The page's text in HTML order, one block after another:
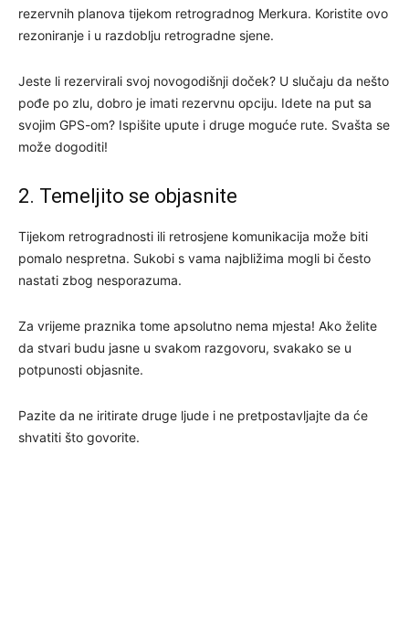
rezervnih planova tijekom retrogradnog Merkura. Koristite ovo
rezoniranje i u razdoblju retrogradne sjene.
Jeste li rezervirali svoj novogodišnji doček? U slučaju da nešto
pođe po zlu, dobro je imati rezervnu opciju. Idete na put sa
svojim GPS-om? Ispišite upute i druge moguće rute. Svašta se
može dogoditi!
2. Temeljito se objasnite
Tijekom retrogradnosti ili retrosjene komunikacija može biti
pomalo nespretna. Sukobi s vama najbližima mogli bi često
nastati zbog nesporazuma.
Za vrijeme praznika tome apsolutno nema mjesta! Ako želite
da stvari budu jasne u svakom razgovoru, svakako se u
potpunosti objasnite.
Pazite da ne iritirate druge ljude i ne pretpostavljajte da će
shvatiti što govorite.